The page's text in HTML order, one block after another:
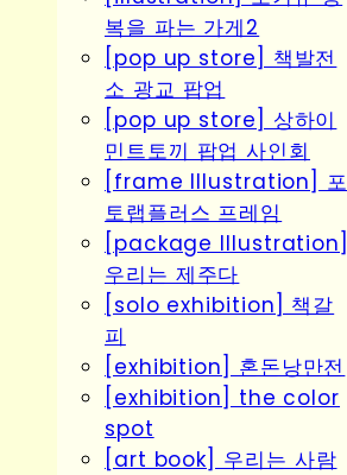
복을 파는 가게2
[pop up store] 책발전
소 광교 팝업
[pop up store] 상하이
민트토끼 팝업 사인회
[frame Illustration] 포
토랩플러스 프레임
[package Illustration]
우리는 제주다
[solo exhibition] 책갈
피
[exhibition] 혼돈낭만전
[exhibition] the color
spot
[art book] 우리는 사람